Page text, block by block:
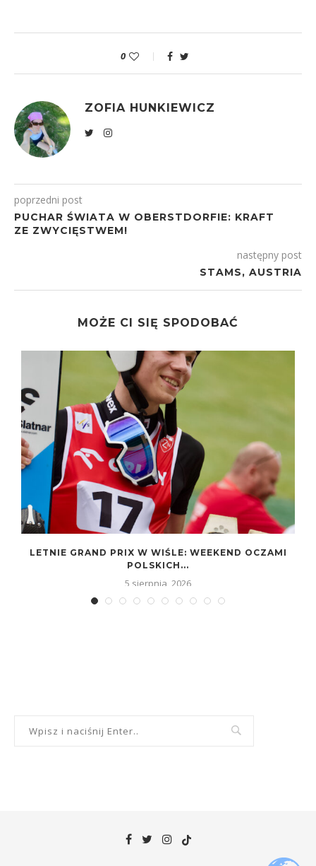
0
ZOFIA HUNKIEWICZ
poprzedni post
PUCHAR ŚWIATA W OBERSTDORFIE: KRAFT
ZE ZWYCIĘSTWEM!
następny post
STAMS, AUSTRIA
MOŻE CI SIĘ SPODOBAĆ
LETNIE GRAND PRIX W WIŚLE: WEEKEND OCZAMI
POLSKICH...
5 sierpnia, 2026